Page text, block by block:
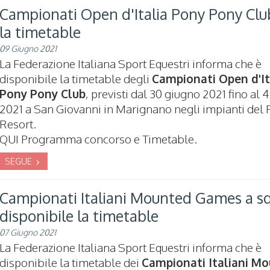
Campionati Open d'Italia Pony Pony
la timetable
09 Giugno 2021
La Federazione Italiana Sport Equestri informa che è
disponibile la timetable degli Campionati Open
Pony Pony Club, previsti dal 30 giugno 2021 fino al
2021 a San Giovanni in Marignano negli impianti del
Resort.
QUI Programma concorso e Timetable.
SEGUE
Campionati Italiani Mounted Games a
disponibile la timetable
07 Giugno 2021
La Federazione Italiana Sport Equestri informa che è
disponibile la timetable dei Campionati Italiani